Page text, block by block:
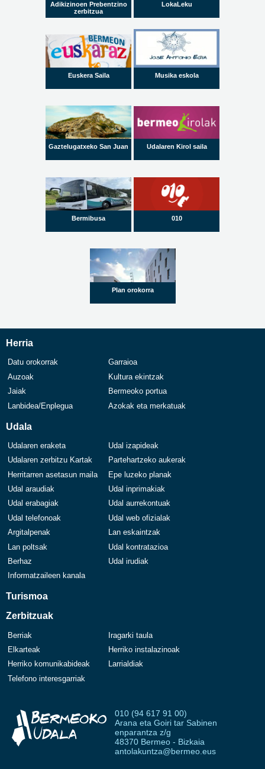
Adikizinoen Prebentzino
zerbitzua
LokaLeku
Euskera Saila Musika eskola
Gaztelugatxeko San Juan Udalaren Kirol saila
Bermibusa 010
Plan orokorra
Herria
Datu orokorrak
Garraioa
Auzoak
Kultura ekintzak
Jaiak
Bermeoko portua
Lanbidea/Enplegua
Azokak eta merkatuak
Udala
Udalaren eraketa
Udal izapideak
Udalaren zerbitzu Kartak
Partehartzeko aukerak
Herritarren asetasun maila
Epe luzeko planak
Udal araudiak
Udal inprimakiak
Udal erabagiak
Udal aurrekontuak
Udal telefonoak
Udal web ofizialak
Argitalpenak
Lan eskaintzak
Lan poltsak
Udal kontratazioa
Berhaz
Udal irudiak
Informatzaileen kanala
Turismoa
Zerbitzuak
Berriak
Iragarki taula
Elkarteak
Herriko instalazinoak
Herriko komunikabideak
Larrialdiak
Telefono interesgarriak
010 (94 617 91 00)
Arana eta Goiri tar Sabinen
enparantza z/g
48370 Bermeo - Bizkaia
antolakuntza@bermeo.eus